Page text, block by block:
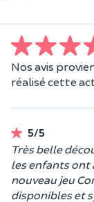
Nos avis
réalisé cette
5/5
Très belle
les enfants ont
nouveau jeu
disponibles et